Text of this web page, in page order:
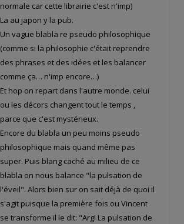
normale car cette librairie c'est n'imp)
La au japon y la pub.
Un vague blabla re pseudo philosophique
(comme si la philosophie c'était reprendre
des phrases et des idées et les balancer
comme ça… n'imp encore…)
Et hop on repart dans l'autre monde. celui
ou les décors changent tout le temps ,
parce que c'est mystérieux.
Encore du blabla un peu moins pseudo
philosophique mais quand même pas
super. Puis blang caché au milieu de ce
blabla on nous balance "la pulsation de
l'éveil". Alors bien sur on sait déjà de quoi il
s'agit puisque la première fois ou Vincent
se transforme il le dit: "Arg! La pulsation de